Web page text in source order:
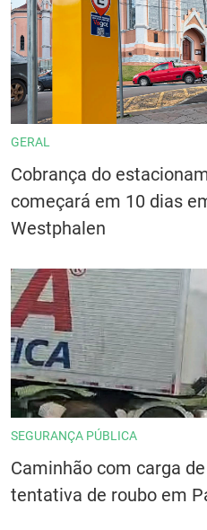
GERAL
Cobrança do
começará em 10 dias
Westphalen
SEGURANÇA PÚBLICA
Caminhão com carga
tentativa de roubo em